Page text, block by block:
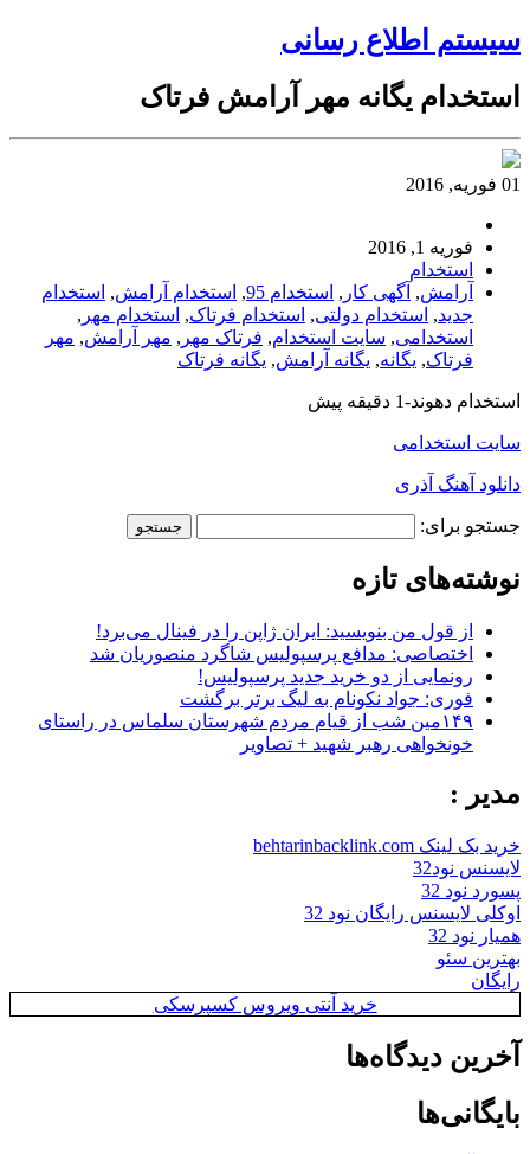
سیستم اطلاع رسانی
استخدام یگانه مهر آرامش فرتاک
01 فوریه, 2016
فوریه 1, 2016
استخدام
آرامش, آگهی کار , استخدام 95 , استخدام آرامش, استخدام
جدید, استخدام دولتی, استخدام فرتاک, استخدام مهر ,
استخدامی, سایت استخدام, فرتاک مهر , مهر آرامش, مهر
فرتاک, یگانه, یگانه آرامش, یگانه فرتاک
استخدام دهوند-1 دقیقه پیش
سایت استخدامی
دانلود آهنگ آذری
جستجو برای:
نوشته‌های تازه
از قول من بنویسید: ایران ژاپن را در فینال می‌برد!
اختصاصی: مدافع پرسپولیس شاگرد منصوریان شد
رونمایی از دو خرید جدید پرسپولیس!
فوری: جواد نکونام به لیگ برتر برگشت
۱۴۹مین شب از قیام مردم شهرستان سلماس در راستای
خونخواهی رهبر شهید + تصاویر
مدیر :
خرید بک لینک behtarinbacklink.com
لایسنس نود32
پسورد نود 32
اوکلی لایسنس رایگان نود 32
همیار نود 32
بهترین سئو
رایگان
خرید آنتی ویروس کسپرسکی
آخرین دیدگاه‌ها
بایگانی‌ها